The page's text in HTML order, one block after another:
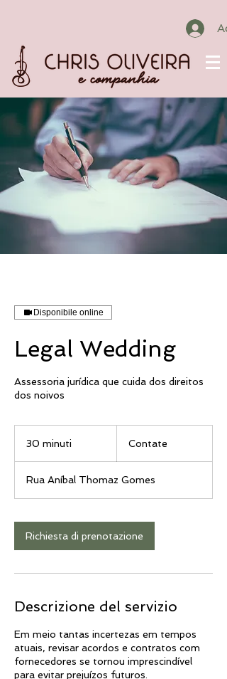
Disponibile online
Legal Wedding
Assessoria jurídica que cuida dos direitos
dos noivos
30 minuti
i
n
t
i
Contate
Rua Aníbal Thomaz Gomes
Richiesta di prenotazione
Descrizione del servizio
Em meio tantas incertezas em tempos
atuais, revisar acordos e contratos com
fornecedores se tornou imprescindível
para evitar prejuízos futuros.